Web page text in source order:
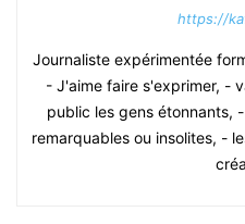
https://
Journaliste expérimentée
- J'aime faire s'exprimer, -
public les gens étonnants,
remarquables ou insolites, -